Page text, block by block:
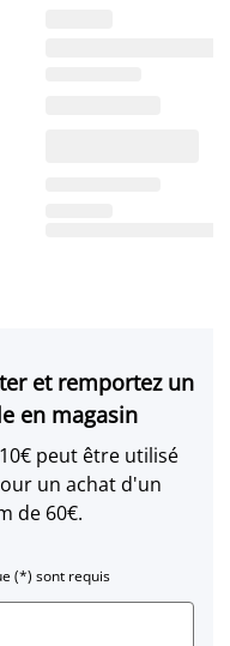
et remportez un
en magasin
peut être utilisé
un achat d'un
de 60€.
(*) sont requis